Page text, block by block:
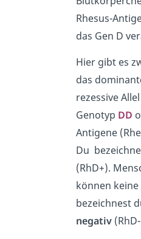
Rhesus-
das Gen D
Hier gibt es
das
rezessive Allel
Genotyp DD
Antigene
Du
(RhD+).
können keine
bezeichnest
negativ